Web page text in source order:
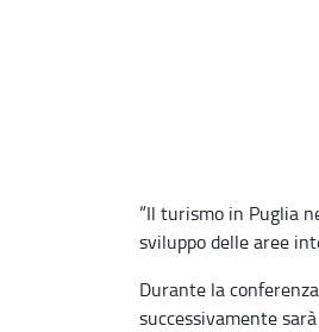
“Il turismo in Puglia
sviluppo delle aree
Durante la
successivamente